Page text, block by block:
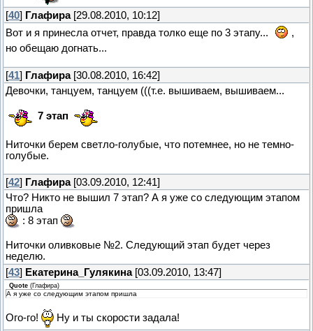
[40] Глафира[29.08.2010, 10:12]
Вот и я принесла отчет, правда толко еще по 3 этапу...
,
но обещаю догнать...
[41] Глафира[30.08.2010, 16:42]
Девочки, танцуем, танцуем (((т.е. вышиваем, вышиваем...
7 этап
Ниточки берем светло-голубые, что потемнее, но не темно-
голубые.
[42] Глафира[03.09.2010, 12:41]
Что? Никто не вышил 7 этап? А я уже со следующим этапом
пришла
: 8 этап
Ниточки оливковые №2. Следующий этап будет через
неделю.
[43] Екатерина_Гулякина[03.09.2010, 13:47]
Quote (Глафира)
А я уже со следующим этапом пришла
Ого-го!
Ну и ты скорости задала!